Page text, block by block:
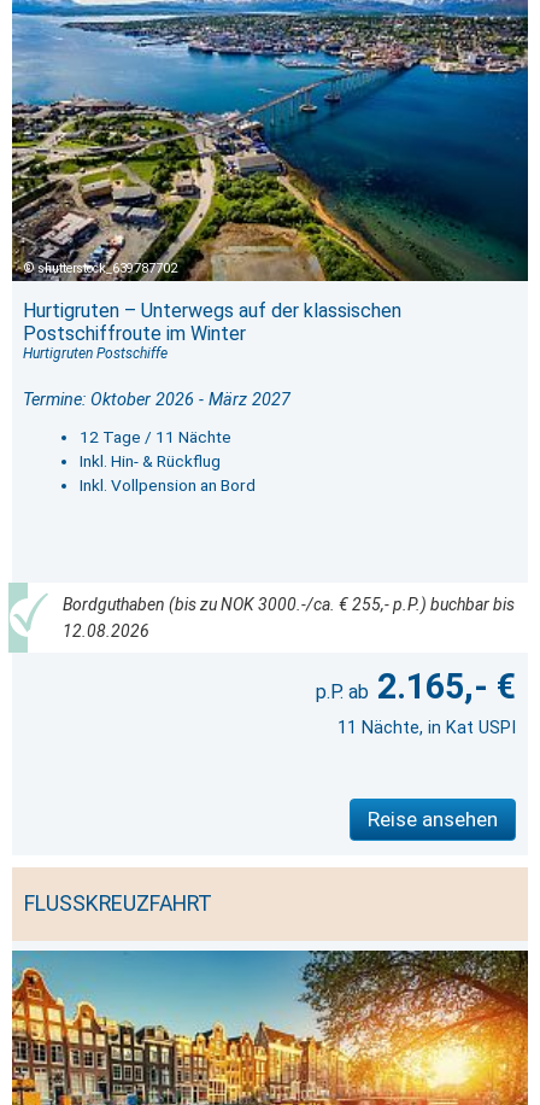
shutterstock_639787702
Hurtigruten – Unterwegs auf der klassischen
Postschiffroute im Winter
Hurtigruten Postschiffe
Termine: Oktober 2026 - März 2027
12 Tage / 11 Nächte
Inkl. Hin- & Rückflug
Inkl. Vollpension an Bord
Bordguthaben (bis zu NOK 3000.-/ca. € 255,- p.P.) buchbar bis
12.08.2026
2.165,- €
11 Nächte, in Kat USPI
Reise ansehen
FLUSSKREUZFAHRT